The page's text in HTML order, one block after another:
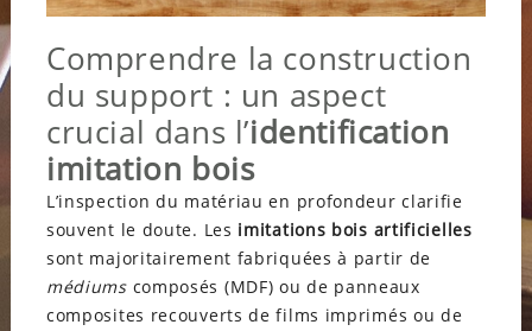
Comprendre la construction
du support : un aspect
crucial dans l’identification
imitation bois
L’inspection du matériau en profondeur clarifie
souvent le doute. Les imitations bois artificielles
sont majoritairement fabriquées à partir de
médiumscomposés (MDF) ou de panneaux
composites recouverts de films imprimés ou de